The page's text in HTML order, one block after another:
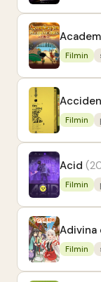
Filmin
Filmin
Acid
Filmin
Adivina
Filmin